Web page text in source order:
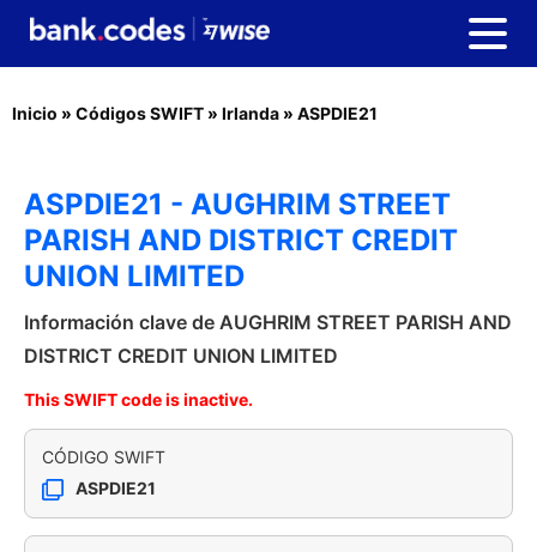
Inicio » Códigos SWIFT » Irlanda » ASPDIE21
ASPDIE21 - AUGHRIM STREET
PARISH AND DISTRICT CREDIT
UNION LIMITED
Información clave de AUGHRIM STREET PARISH AND
DISTRICT CREDIT UNION LIMITED
This SWIFT code is inactive.
CÓDIGO SWIFT
ASPDIE21